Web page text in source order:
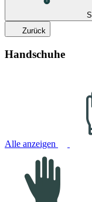
Zurück
Handschuhe
Alle anzeigen